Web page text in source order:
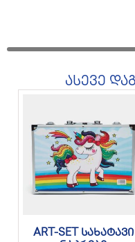
ასევე
ART-SET სახატავი